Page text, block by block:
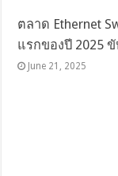
ตลาด Ethernet
แรกของปี 2025
June 21, 2025